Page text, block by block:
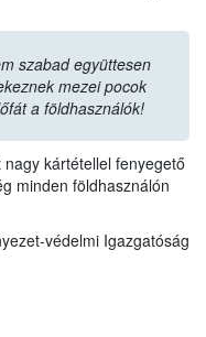
szabad együttesen
mezei pocok
a földhasználók!
kártétellel fenyegető
minden földhasználón
védelmi Igazgatóság